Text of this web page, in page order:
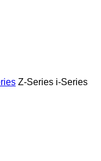
Z-Series i-Series